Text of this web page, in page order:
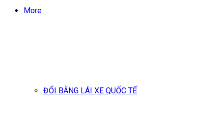
More
ĐỔI BẰNG LÁI XE QUỐC TẾ